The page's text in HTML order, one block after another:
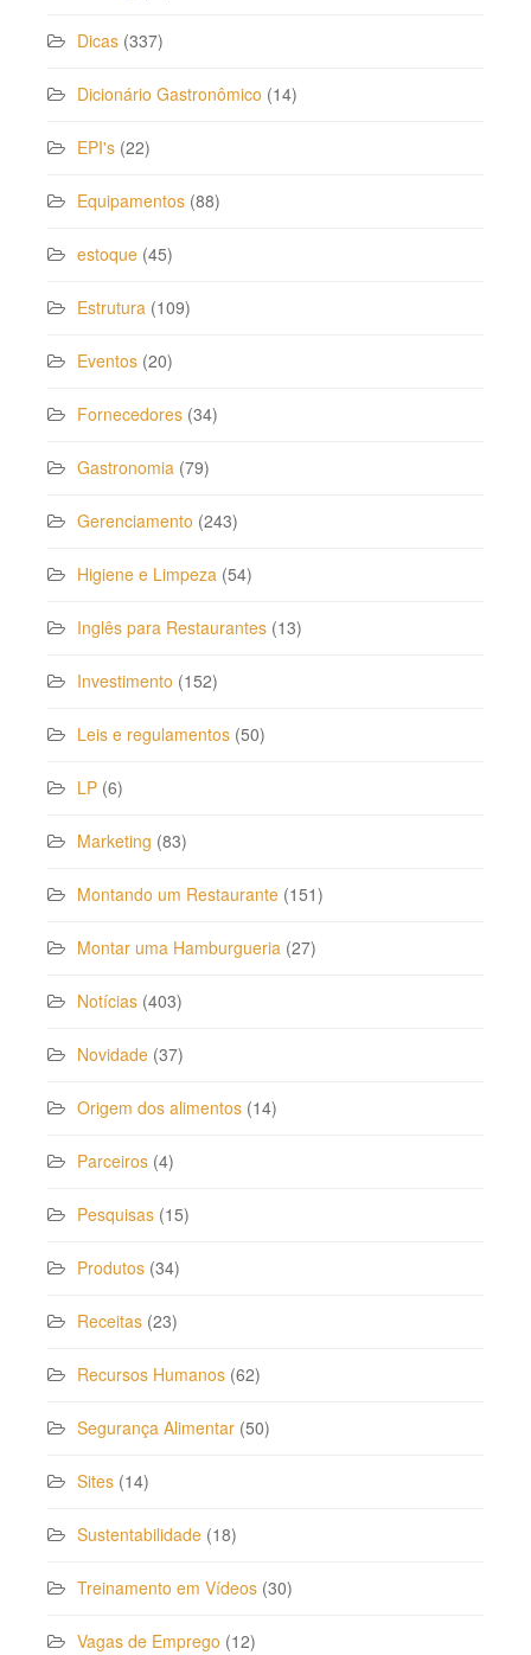
Dicas (337)
Dicionário Gastronômico (14)
EPI's (22)
Equipamentos (88)
estoque (45)
Estrutura (109)
Eventos (20)
Fornecedores (34)
Gastronomia (79)
Gerenciamento (243)
Higiene e Limpeza (54)
Inglês para Restaurantes (13)
Investimento (152)
Leis e regulamentos (50)
LP (6)
Marketing (83)
Montando um Restaurante (151)
Montar uma Hamburgueria (27)
Notícias (403)
Novidade (37)
Origem dos alimentos (14)
Parceiros (4)
Pesquisas (15)
Produtos (34)
Receitas (23)
Recursos Humanos (62)
Segurança Alimentar (50)
Sites (14)
Sustentabilidade (18)
Treinamento em Vídeos (30)
Vagas de Emprego (12)